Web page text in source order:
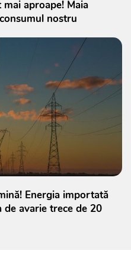
aproape! Maia
nostru
Energia importată
avarie trece de 20